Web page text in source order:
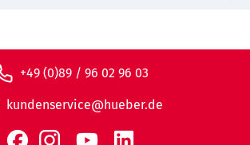
+49 (0)89 / 96 02 96 03
kundenservice@hueber.de